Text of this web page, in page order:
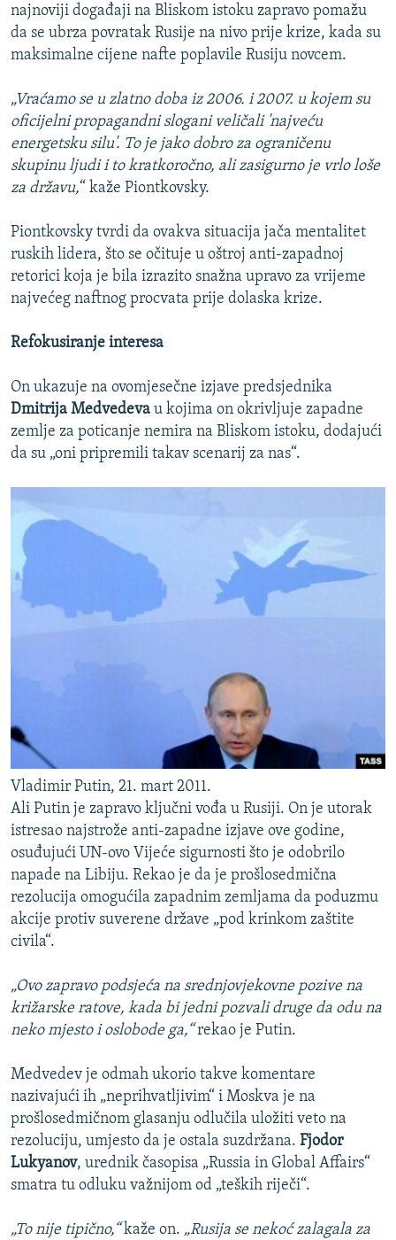
najnoviji događaji na Bliskom istoku zapravo pomažu
da se ubrza povratak Rusije na nivo prije krize, kada su
maksimalne cijene nafte poplavile Rusiju novcem.
„Vraćamo se u zlatno doba iz 2006. i 2007. u kojem su
oficijelni propagandni slogani veličali 'najveću
energetsku silu'. To je jako dobro za ograničenu
skupinu ljudi i to kratkoročno, ali zasigurno je vrlo loše
za državu,“ kaže Piontkovsky.
Piontkovsky tvrdi da ovakva situacija jača mentalitet
ruskih lidera, što se očituje u oštroj anti-zapadnoj
retorici koja je bila izrazito snažna upravo za vrijeme
najvećeg naftnog procvata prije dolaska krize.
Refokusiranje interesa
On ukazuje na ovomjesečne izjave predsjednika
Dmitrija Medvedeva u kojima on okrivljuje zapadne
zemlje za poticanje nemira na Bliskom istoku, dodajući
da su „oni pripremili takav scenarij za nas“.
Vladimir Putin, 21. mart 2011.
Ali Putin je zapravo ključni vođa u Rusiji. On je utorak
istresao najstrože anti-zapadne izjave ove godine,
osuđujući UN-ovo Vijeće sigurnosti što je odobrilo
napade na Libiju. Rekao je da je prošlosedmična
rezolucija omogućila zapadnim zemljama da poduzmu
akcije protiv suverene države „pod krinkom zaštite
civila“.
„Ovo zapravo podsjeća na srednjovjekovne pozive na
križarske ratove, kada bi jedni pozvali druge da odu na
neko mjesto i oslobode ga,“rekao je Putin.
Medvedev je odmah ukorio takve komentare
nazivajući ih „neprihvatljivim“ i Moskva je na
prošlosedmičnom glasanju odlučila uložiti veto na
rezoluciju, umjesto da je ostala suzdržana. Fjodor
Lukyanov, urednik časopisa „Russia in Global Affairs“
smatra tu odluku važnijom od „teških riječi“.
„To nije tipično,“kaže on. „Rusija se nekoć zalagala za